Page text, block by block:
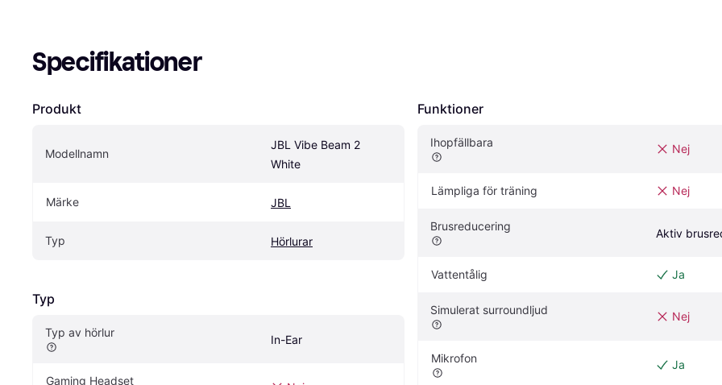
Specifikationer
Produkt
Modellnamn
JBL Vibe Beam 2
White
Märke JBL
Typ Hörlurar
Typ
Typ av hörlur
In-Ear
Gaming Headset
Funktioner
Ihopfällbara Nej
Lämpliga för träning Nej
Brusreducering
Aktiv
Vattentålig Ja
Simulerat surroundljud Nej
Mikrofon Ja